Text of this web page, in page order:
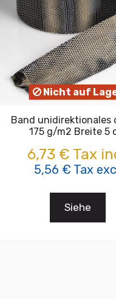
Nicht auf
Band unidirektionales
175 g/m2 Breite 5
6,73 € Tax
5,56 € Tax
Siehe